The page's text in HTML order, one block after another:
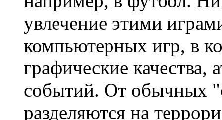
увлечение этими
компьютерных игр, в
графические качества,
событий. От обычных
разделяются на